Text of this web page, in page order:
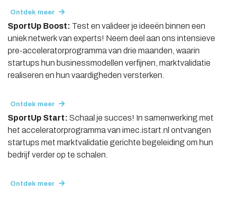
Ontdek meer
SportUp Boost: Test en valideer je ideeën binnen een
uniek netwerk van experts! Neem deel aan ons intensieve
pre-acceleratorprogramma van drie maanden, waarin
startups hun businessmodellen verfijnen, marktvalidatie
realiseren en hun vaardigheden versterken.
Ontdek meer
SportUp Start: Schaal je succes! In samenwerking met
het acceleratorprogramma van imec.istart.nl ontvangen
startups met marktvalidatie gerichte begeleiding om hun
bedrijf verder op te schalen.
Ontdek meer